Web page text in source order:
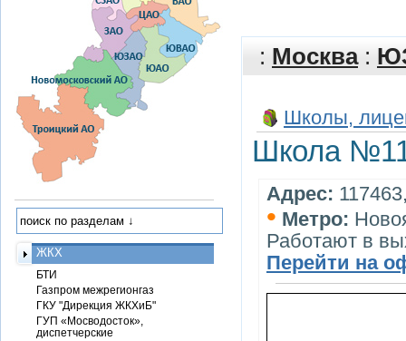
: Москва:
Школы,
Школа
Адрес:
• Метро:
Работают в
Перейти на
ЖКХ
БТИ
Газпром межрегионгаз
ГКУ "Дирекция ЖКХиБ"
ГУП «Мосводосток»,
диспетчерские